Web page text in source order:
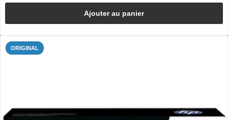
Ajouter au panier
ORIGINAL